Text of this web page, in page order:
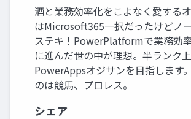
酒と業務効率化をこよなく愛する
はMicrosoft365一択だったけどノ
ステキ！PowerPlatformで業務効
に進んだ世の中が理想。半ランク
PowerAppsオジサンを目指します
のは競馬、プロレス。
シェア